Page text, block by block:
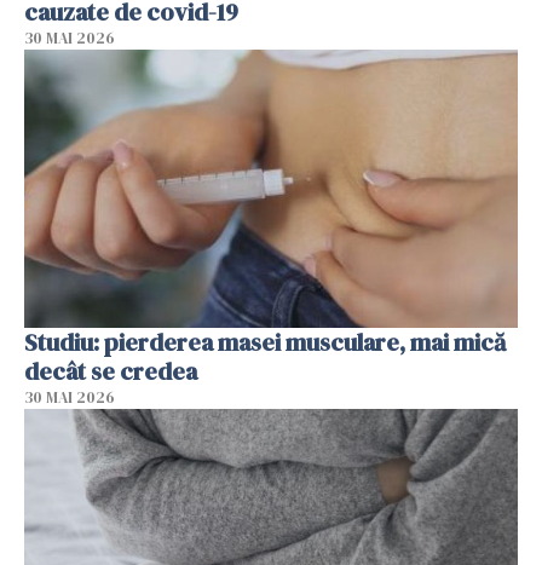
cauzate de covid-19
30 MAI 2026
Studiu: pierderea masei musculare, mai mică
decât se credea
30 MAI 2026